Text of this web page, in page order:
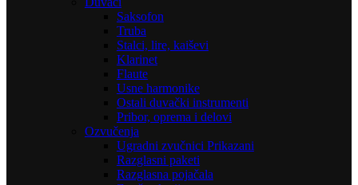
Saksofon
Truba
Stalci, lire, kaiševi
Klarinet
Flaute
Usne harmonike
Ostali duvački instrumenti
Pribor, oprema i delovi
Ozvučenja
Ugradni zvučnici Prikazani
Razglasni paketi
Razglasna pojačala